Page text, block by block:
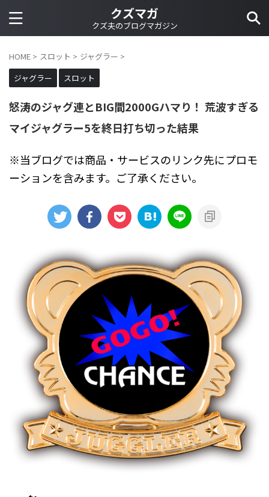
クズマガ
クズ夫のブログマガジン
HOME > スロット > ジャグラー >
ジャグラー
スロット
怒涛のジャグ連とBIG間2000Gハマり！ 荒波すぎる
マイジャグラー5を終日打ち切った結果
※当ブログでは商品・サービスのリンク先にプロモ
ーションを含みます。ご了承ください。